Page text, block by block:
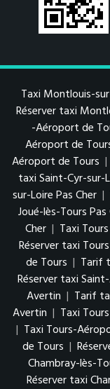
Taxi Montlouis-
Réserver taxi
-Aéroport de
Aéroport de
Aéroport de Tours |
taxi Saint-Cyr-sur-
sur-Loire Pas Cher |
Joué-lès-Tours Pas
Cher | Taxi
Réserver taxi
de Tours | Tarif
Réserver taxi
Avertin | Tarif
Avertin | Taxi Tours
| Taxi Tours-
de Tours |
Chambray-lès-
Réserver taxi